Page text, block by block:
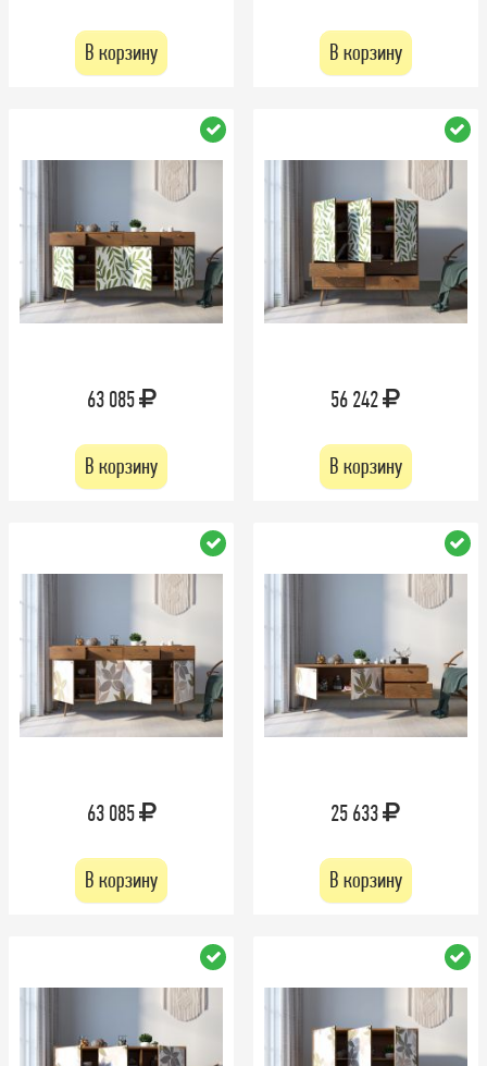
В корзину В корзину
63 085
В корзину
56 242
В корзину
63 085
В корзину
25 633
В корзину